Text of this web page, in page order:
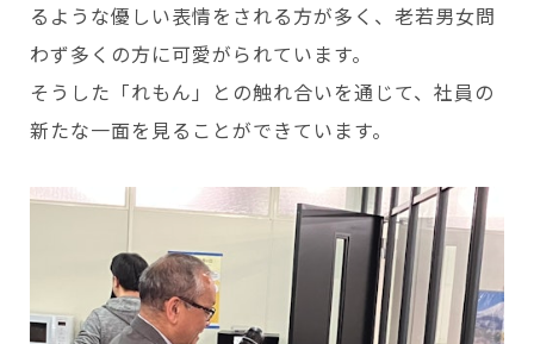
るような優しい表情をされる方が多く、老若男女問
わず多くの方に可愛がられています。
そうした「れもん」との触れ合いを通じて、社員の
新たな一面を見ることができています。